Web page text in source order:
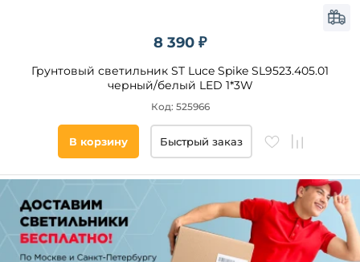
8 390 ₽
Грунтовый светильник ST Luce Spike SL9523.405.01
черный/белый LED 1*3W
Код: 525966
В корзину Быстрый заказ